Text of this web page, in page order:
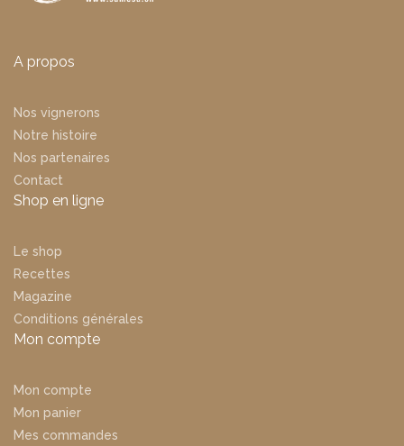
A propos
Nos vignerons
Notre histoire
Nos partenaires
Contact
Shop en ligne
Le shop
Recettes
Magazine
Conditions générales
Mon compte
Mon compte
Mon panier
Mes commandes